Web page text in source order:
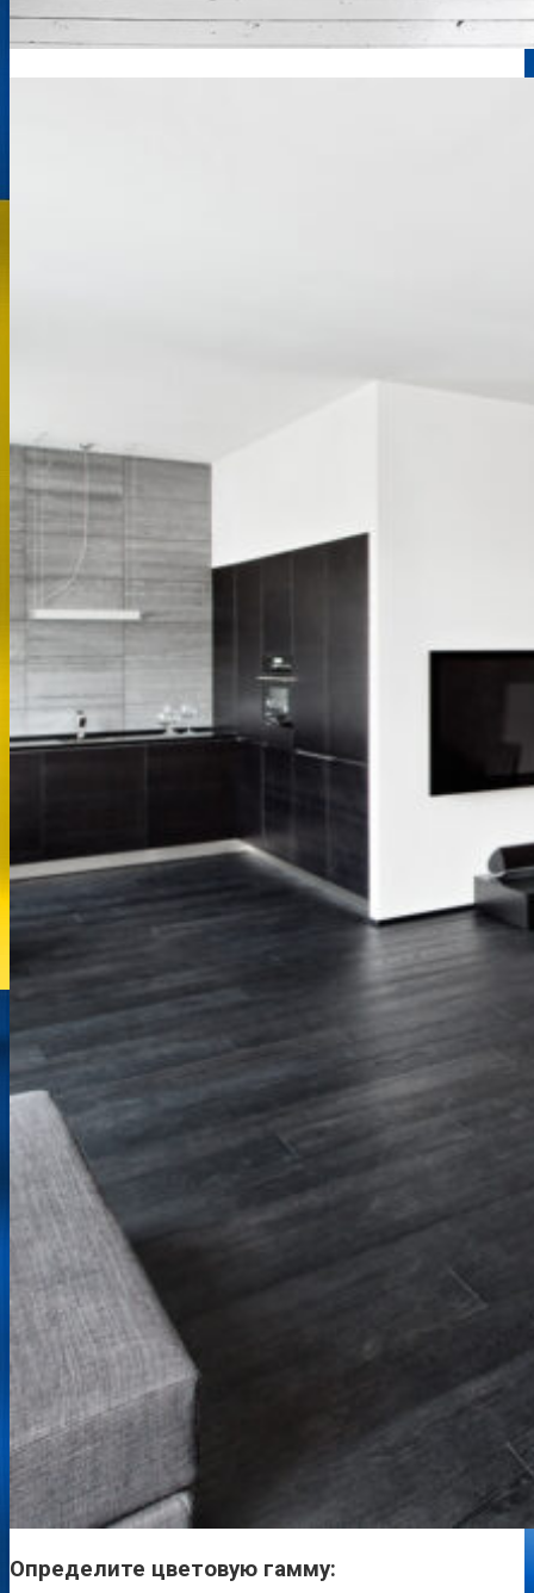
Определите цветовую гамму: